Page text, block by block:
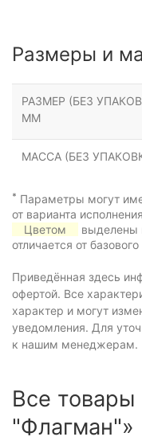
Размеры и
РАЗМЕР (БЕЗ
ММ
МАССА (БЕЗ
* Параметры могут
от варианта
Цветом
выделены
отличается от
Приведённая здесь
офертой. Все
характер и могут
уведомления. Для
к нашим менеджерам.
Все
"Флагман"»